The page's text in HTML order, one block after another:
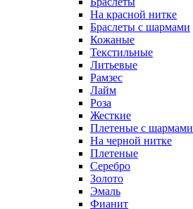
На красной нитке
Браслеты с шармами
Кожаные
Текстильные
Литьевые
Рамзес
Лайм
Роза
Жесткие
Плетеные с шармами
На черной нитке
Плетеные
Серебро
Золото
Эмаль
Фианит